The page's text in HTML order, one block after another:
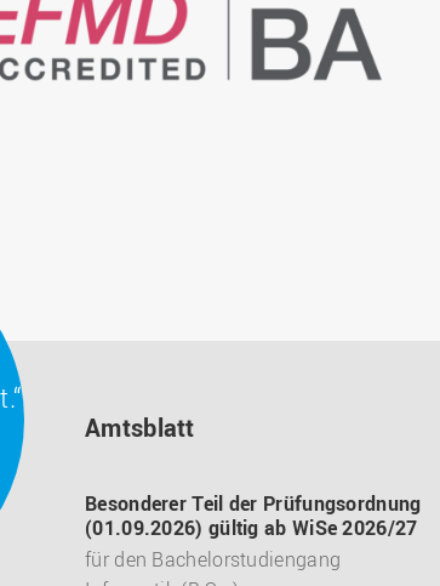
Amtsblatt
Besonderer Teil der Prüfungsordnung
(01.09.2026) gültig ab WiSe 2026/27
für den Bachelorstudiengang